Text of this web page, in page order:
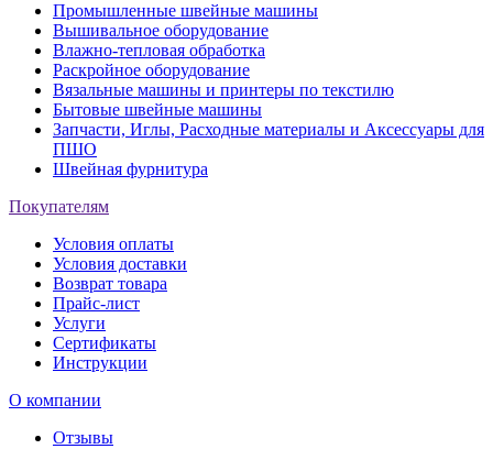
Промышленные швейные машины
Вышивальное оборудование
Влажно-тепловая обработка
Раскройное оборудование
Вязальные машины и принтеры по текстилю
Бытовые швейные машины
Запчасти, Иглы, Расходные материалы и Аксессуары для
ПШО
Швейная фурнитура
Покупателям
Условия оплаты
Условия доставки
Возврат товара
Прайс-лист
Услуги
Сертификаты
Инструкции
О компании
Отзывы